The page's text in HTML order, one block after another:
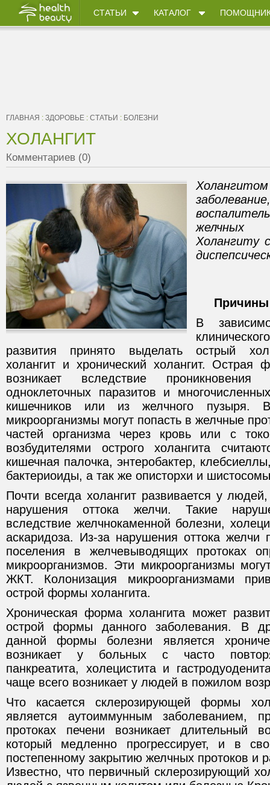
СТАТЬИ КАТАЛОГ
ГЛАВНАЯ : ЗДОРОВЬЕ : СТАТЬИ : БОЛЕЗНИ
ХОЛАНГИТ
Комментариев (0)
желчных
Холангиту
Причины
В
развития принято выделать острый
холангит и хронический холангит. Острая
возникает вследствие
одноклеточных паразитов и
кишечников или из желчного пузыря.
микроорганизмы могут попасть в желчные
частей организма через кровь или с
возбудителями острого холангита
кишечная палочка, энтеробактер,
бактериоиды, а так же описторхи и
Почти всегда холангит развивается у
нарушения оттока желчи. Такие
вследствие желчнокаменной болезни,
аскаридоза. Из-за нарушения оттока желчи
поселения в желчевыводящих протоках
микроорганизмов. Эти микроорганизмы
ЖКТ. Колонизация микроорганизмами
острой формы холангита.
Хроническая форма холангита может
острой формы данного заболевания. В
данной формы болезни является
возникает у больных с часто
панкреатита, холецистита и
чаще всего возникает у людей в пожилом
Что касается склерозирующей формы
является аутоиммунным заболеванием,
протоках печени возникает длительный
который медленно прогрессирует, и в
постепенному закрытию желчных протоков и
Известно, что первичный склерозирующий